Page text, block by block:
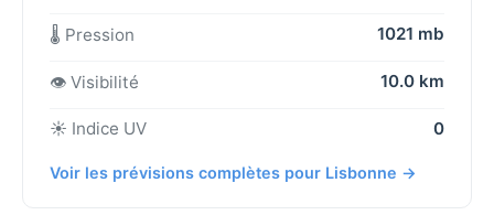
🌡️ Pression 1021 mb
👁️ Visibilité 10.0 km
☀️ Indice UV 0
Voir les prévisions complètes pour Lisbonne →